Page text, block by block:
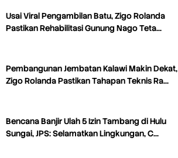
Usai Viral Pengambilan Batu, Zigo Rolanda
Pastikan Rehabilitasi Gunung Nago Teta…
Pembangunan Jembatan Kalawi Makin Dekat,
Zigo Rolanda Pastikan Tahapan Teknis Ra…
Bencana Banjir Ulah 5 Izin Tambang di Hulu
Sungai, JPS: Selamatkan Lingkungan, C…